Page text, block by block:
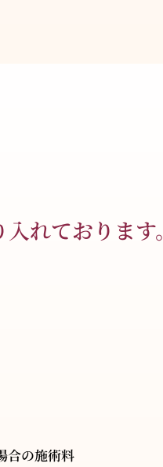
れております。
合の施術料